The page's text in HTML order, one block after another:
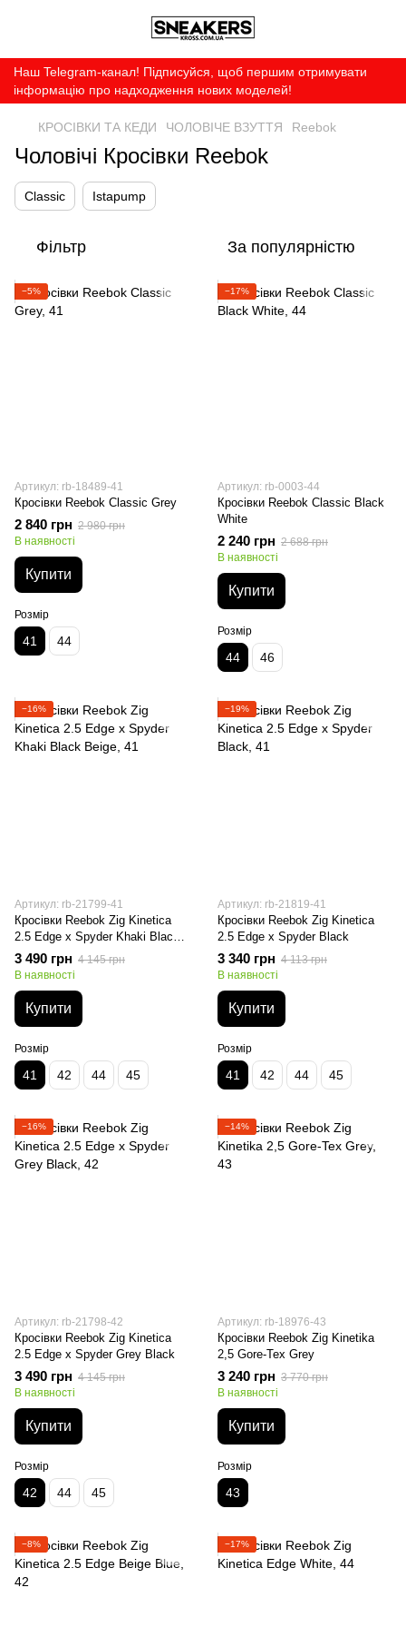
Наш Telegram-канал! Підписуйся, щоб першим отримувати
інформацію про надходження нових моделей!
КРОСІВКИ ТА КЕДИ ЧОЛОВІЧЕ ВЗУТТЯ Reebok
Чоловічі Кросівки Reebok
Classic Istapump
Фільтр За популярністю
−5%
Артикул: rb-18489-41
Кросівки Reebok Classic Grey
2 840 грн 2 980 грн
В наявності
Купити
Розмір
41 44
−17%
Артикул: rb-0003-44
Кросівки Reebok Classic Black
White
2 240 грн 2 688 грн
В наявності
Купити
Розмір
44 46
−16%
Артикул: rb-21799-41
Кросівки Reebok Zig Kinetica
2.5 Edge x Spyder Khaki Black
Beige
3 490 грн 4 145 грн
В наявності
Купити
Розмір
41 42 44 45
−19%
Артикул: rb-21819-41
Кросівки Reebok Zig Kinetica
2.5 Edge x Spyder Black
3 340 грн 4 113 грн
В наявності
Купити
Розмір
41 42 44 45
−16%
Артикул: rb-21798-42
Кросівки Reebok Zig Kinetica
2.5 Edge x Spyder Grey Black
3 490 грн 4 145 грн
В наявності
Купити
Розмір
42 44 45
−14%
Артикул: rb-18976-43
Кросівки Reebok Zig Kinetika
2,5 Gore-Tex Grey
3 240 грн 3 770 грн
В наявності
Купити
Розмір
43
−8% −17%